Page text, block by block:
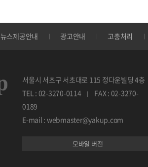
뉴스제공안내 광고안내 고충처리
서울시 서초구 서초대로 115 정다운빌딩 4층
TEL : 02-3270-0114
FAX : 02-3270-
0189
E-mail : webmaster@yakup.com
모바일 버전